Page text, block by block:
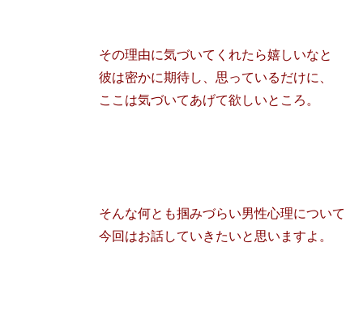
その理由に気づいてくれたら嬉しいなと
彼は密かに期待し、思っているだけに、
ここは気づいてあげて欲しいところ。
そんな何とも掴みづらい男性心理について
今回はお話していきたいと思いますよ。